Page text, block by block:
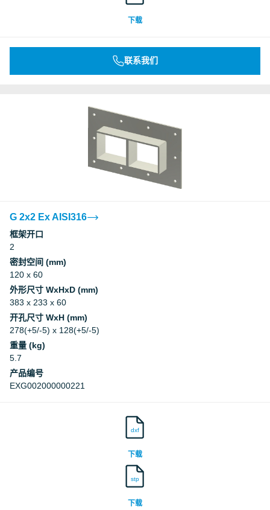
下载
联系我们
G 2x2 Ex AISI316
框架开口
2
密封空间 (mm)
120 x 60
外形尺寸 WxHxD (mm)
383 x 233 x 60
开孔尺寸 WxH (mm)
278(+5/-5) x 128(+5/-5)
重量 (kg)
5.7
产品编号
EXG002000000221
dxf
下载
stp
下载